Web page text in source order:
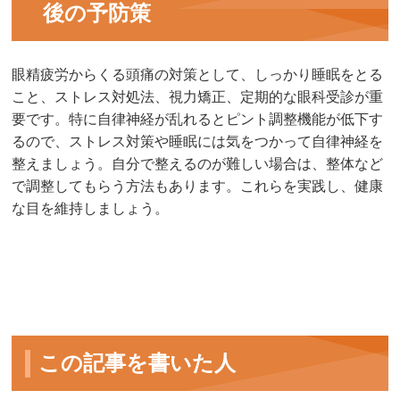
後の予防策
眼精疲労からくる頭痛の対策として、しっかり睡眠をとる
こと、ストレス対処法、視力矯正、定期的な眼科受診が重
要です。特に自律神経が乱れるとピント調整機能が低下す
るので、ストレス対策や睡眠には気をつかって自律神経を
整えましょう。自分で整えるのが難しい場合は、整体など
で調整してもらう方法もあります。これらを実践し、健康
な目を維持しましょう。
この記事を書いた人